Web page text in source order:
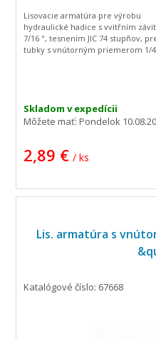
Skladom v expedícii
Môžete mať:Pondelok
2,89 € / ks
Lisovacie armatúra pre výrobu
hydraulické hadice s vvitřním
7/16 ", tesnením JIC 74 stupňov,
tubky s vnútorným priemerom 1/
Lis. armatúra s
Katalógové číslo: 67668